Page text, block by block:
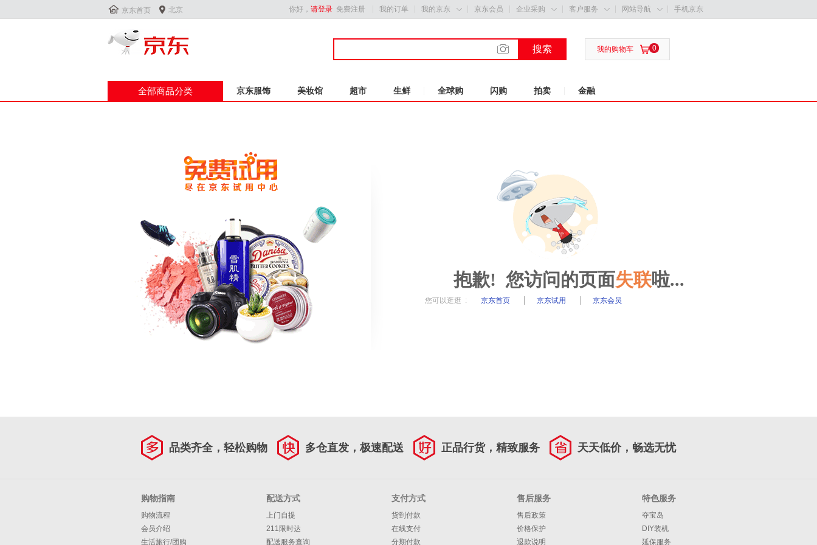
 京东首页  北京 你好， 请登录 免费注册 我的订单 我的京东  京东会员 企业采购  客户服务  网站导航  手机京东
搜索  0
我的购物车
全部商品分类 京东服饰 美妆馆 超市 生鲜 全球购 闪购 拍卖 金融
抱歉! 您访问的页面失联啦...
您可以逛逛 : 京东首页 京东试用 京东会员
品类齐全，轻松购物 多仓直发，极速配送 正品行货，精致服务 天天低价，畅选无忧
购物指南
购物流程
会员介绍
生活旅行/团购
配送方式
上门自提
211限时达
配送服务查询
支付方式
货到付款
在线支付
分期付款
售后服务
售后政策
价格保护
退款说明
特色服务
夺宝岛
DIY装机
延保服务